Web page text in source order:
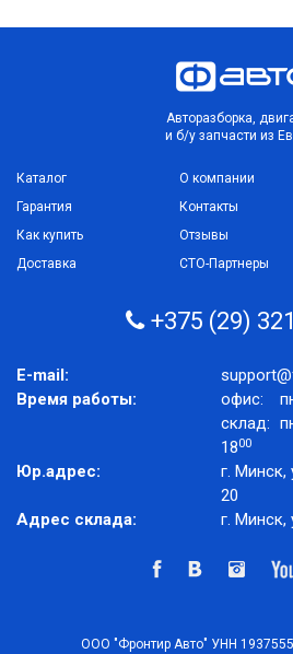
Авторазборка,
и б/у запчасти из
Каталог
Гарантия
Как купить
Доставка
О компании
Контакты
Отзывы
СТО-Партнеры
+375 (29)
E-mail:
Время работы:
офис:
склад:
1800
Юр.адрес:
г. Минск,
20
Адрес склада:
г. Минск,
ООО "Фронтир Авто" УНН